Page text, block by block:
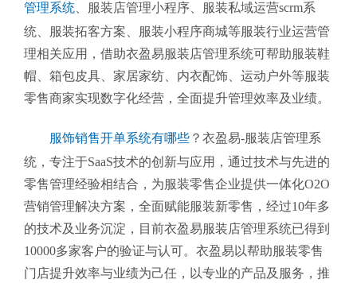
管理系统
服装店管理小程序、服装私域运营scrm系
统、服装拓客方案、服装小程序商城等服装行业运营管
理相关应用，借助衣盈易服装店管理系统可帮助服装鞋
帽、箱包皮具、家居家纺、内衣配饰、运动户外等服装
零售商家实现数字化经营，全面提升管理效率及业绩。
服饰销售开单系统有哪些 ？衣盈易-服装店管理系
统 ，专注于SaaS技术的创新与应用，通过技术与先进的
零售管理经验相结合，为服装零售企业提供一体化O2O
营销管理解决方案，全面赋能服装新零售，经过10年多
的技术及业务沉淀，目前衣盈易服装店管理系统已得到
10000多家客户的验证与认可。衣盈易以帮助服装零售
门店提升效率与业绩为己任，以专业的产品及服务，推